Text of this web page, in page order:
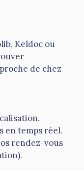
Keldoc ou
de chez
en temps réel.
rendez-vous